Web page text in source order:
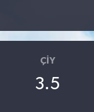
ÇIY
3.5